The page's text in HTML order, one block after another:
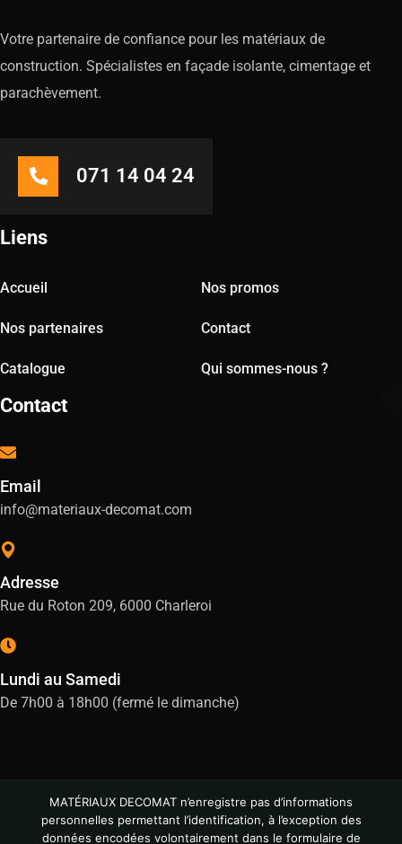
Votre partenaire de confiance pour les matériaux de
construction. Spécialistes en façade isolante, cimentage et
parachèvement.
071 14 04 24
Liens
Accueil Nos promos
Nos partenaires Contact
Catalogue Qui sommes-nous ?
Contact
Email
info@materiaux-decomat.com
Adresse
Rue du Roton 209, 6000 Charleroi
Lundi au Samedi
De 7h00 à 18h00 (fermé le dimanche)
MATÉRIAUX DECOMAT n’enregistre pas d’informations
personnelles permettant l’identification, à l’exception des
données encodées volontairement dans le formulaire de